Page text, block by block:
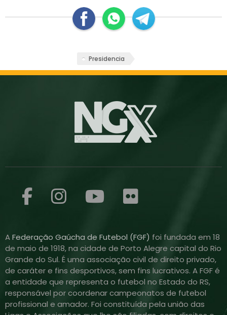
Presidencia
AFederação Gaúcha de Futebol (FGF) foi fundada em 18
de maio de 1918, na cidade de Porto Alegre capital do Rio
Grande do Sul. É uma associação civil de direito privado,
de caráter e fins desportivos, sem fins lucrativos. A FGF é
a entidade que representa o futebol no Estado do RS,
responsável por coordenar campeonatos de futebol
profissional e amador. Foi constituída pela união das